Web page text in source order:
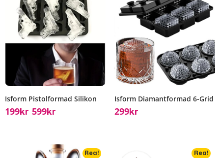
Isform Pistolformad Silikon
199Kr 599Kr
Isform Diamantformad 6-Grid
299Kr
Rea! Rea!